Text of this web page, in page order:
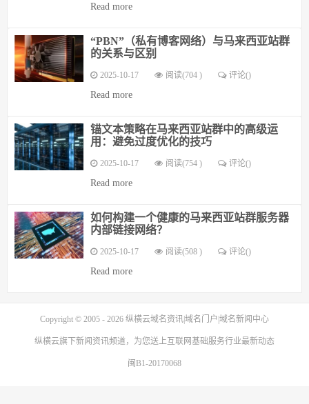
Read more
“PBN”（私有博客网络）与马来西亚站群
的关系与区别
2025-10-17 阅读(704 ) 评论()
Read more
锚文本策略在马来西亚站群中的高级运
用：避免过度优化的技巧
2025-10-17 阅读(754 ) 评论()
Read more
如何构建一个健康的马来西亚站群服务器
内部链接网络？
2025-10-17 阅读(508 ) 评论()
Read more
Copyright © 2005 - 2026 纵横云域名资讯|域名门户|域名新闻中心
纵横云旗下新闻资讯频道，为您送上互联网基础服务行业最新动态
闽B1-20170068